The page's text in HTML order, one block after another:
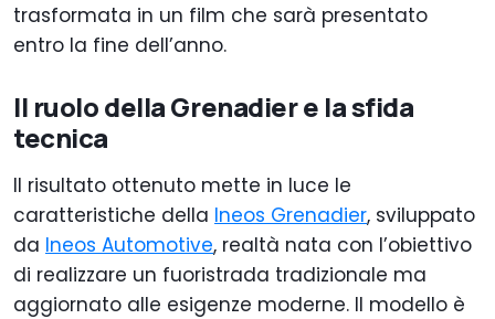
trasformata in un film che sarà presentato
entro la fine dell’anno.
Il ruolo della Grenadier e la sfida
tecnica
Il risultato ottenuto mette in luce le
caratteristiche della Ineos Grenadier, sviluppato
da Ineos Automotive, realtà nata con l’obiettivo
di realizzare un fuoristrada tradizionale ma
aggiornato alle esigenze moderne. Il modello è